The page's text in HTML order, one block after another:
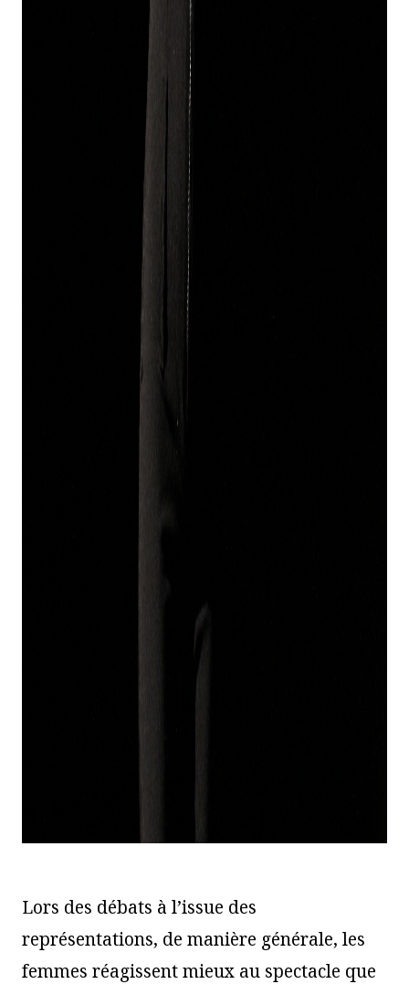
Lors des débats à l’issue des
représentations, de manière générale, les
femmes réagissent mieux au spectacle que